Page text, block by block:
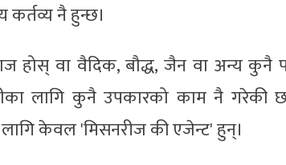
कर्तव्य नै हुन्छ।
होस् वा वैदिक, बौद्ध, जैन वा अन्य कुनै
लागि कुनै उपकारको काम नै गरेकी
लागि केवल 'मिसनरीज की एजेन्ट' हुन्।